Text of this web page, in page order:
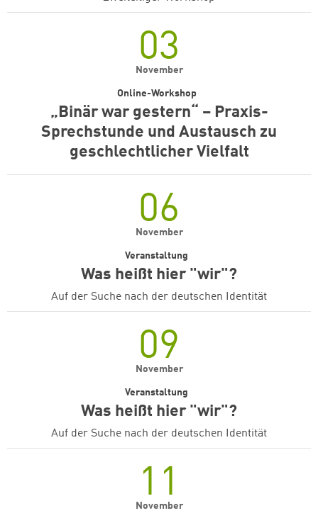
03
November
„Binär war gestern“ – Praxis-
Sprechstunde und Austausch zu
geschlechtlicher Vielfalt
Online-Workshop
06
November
Was heißt hier "wir"?
Veranstaltung
Auf der Suche nach der deutschen Identität
09
November
Was heißt hier "wir"?
Veranstaltung
Auf der Suche nach der deutschen Identität
11
November